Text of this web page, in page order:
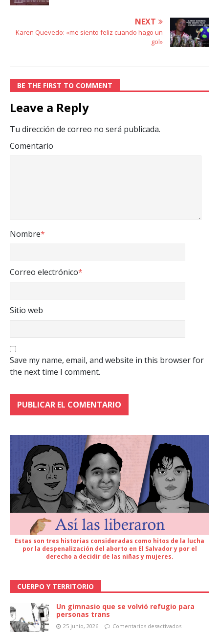
NEXT
Karen Quevedo: «me siento feliz cuando hago un
gol»
BE THE FIRST TO COMMENT
Leave a Reply
Tu dirección de correo no será publicada.
Comentario
Nombre*
Correo electrónico*
Sitio web
Save my name, email, and website in this browser for
the next time I comment.
Estas son tres historias consideradas como hitos de la lucha
por la despenalización del aborto en El Salvador y por el
derecho a decidir de las niñas y mujeres.
CUERPO Y TERRITORIO
Un gimnasio que se volvió refugio para
personas trans
25 junio, 2026 Comentarios desactivados